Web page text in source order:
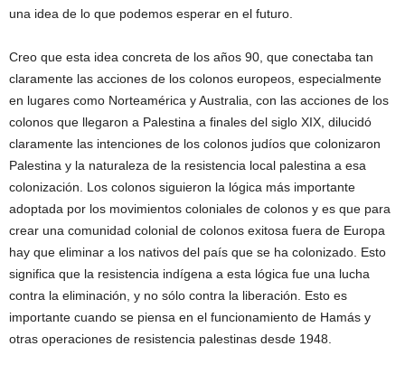
una idea de lo que podemos esperar en el futuro.
Creo que esta idea concreta de los años 90, que conectaba tan
claramente las acciones de los colonos europeos, especialmente
en lugares como Norteamérica y Australia, con las acciones de los
colonos que llegaron a Palestina a finales del siglo XIX, dilucidó
claramente las intenciones de los colonos judíos que colonizaron
Palestina y la naturaleza de la resistencia local palestina a esa
colonización. Los colonos siguieron la lógica más importante
adoptada por los movimientos coloniales de colonos y es que para
crear una comunidad colonial de colonos exitosa fuera de Europa
hay que eliminar a los nativos del país que se ha colonizado. Esto
significa que la resistencia indígena a esta lógica fue una lucha
contra la eliminación, y no sólo contra la liberación. Esto es
importante cuando se piensa en el funcionamiento de Hamás y
otras operaciones de resistencia palestinas desde 1948.